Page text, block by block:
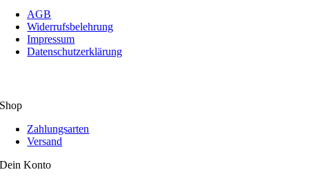
AGB
Widerrufsbelehrung
Impressum
Datenschutzerklärung
Shop
Zahlungsarten
Versand
Dein Konto